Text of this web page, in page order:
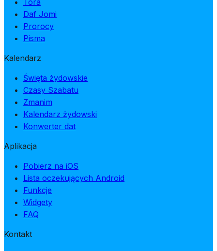
Daf Jomi
Prorocy
Pisma
Kalendarz
Święta żydowskie
Czasy Szabatu
Zmanim
Kalendarz żydowski
Konwerter dat
Aplikacja
Pobierz na iOS
Lista oczekujących Android
Funkcje
Widgety
FAQ
Kontakt